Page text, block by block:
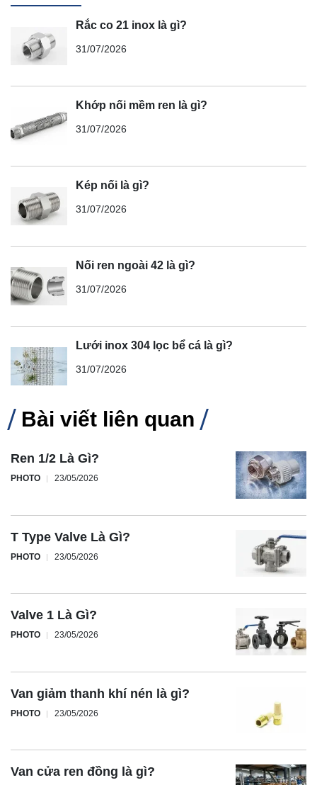
Rắc co 21 inox là gì?
31/07/2026
Khớp nối mềm ren là gì?
31/07/2026
Kép nối là gì?
31/07/2026
Nối ren ngoài 42 là gì?
31/07/2026
Lưới inox 304 lọc bể cá là gì?
31/07/2026
Bài viết liên quan
Ren 1/2 Là Gì?
PHOTO 23/05/2026
T Type Valve Là Gì?
PHOTO 23/05/2026
Valve 1 Là Gì?
PHOTO 23/05/2026
Van giảm thanh khí nén là gì?
PHOTO 23/05/2026
Van cửa ren đồng là gì?